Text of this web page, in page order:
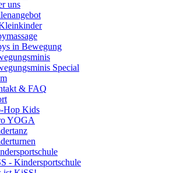
uns
in Bewegung
Special
& FAQ
Hop Kids
YOGA
- Kindersportschule